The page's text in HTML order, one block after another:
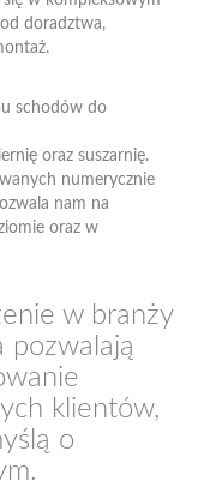
doradztwa,
schodów do
oraz suszarnię.
numerycznie
nam na
oraz w
w branży
pozwalają
klientów,
o